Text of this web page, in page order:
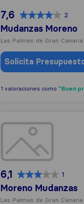
7,6 2
Mudanzas Moreno
Las Palmas de Gran Canaria
Solicita
1 valoraciones como "Buen
Moreno Mudanzas
6,1 1
Moreno Mudanzas
Las Palmas de Gran Canaria